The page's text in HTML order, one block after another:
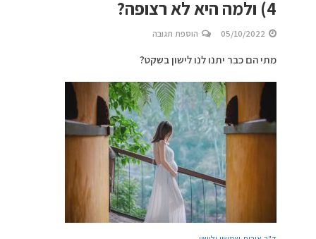
4) ולמה היא לא רצופה?
05/10/2022 הוספת תגובה
מתי הם כבר יתנו לנו לישון בשקט?